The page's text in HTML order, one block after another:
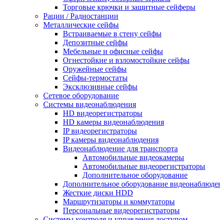
Торговые крючки и защитные сейферы
Рации / Радиостанции
Металлические сейфы
Встраиваемые в стену сейфы
Депозитные сейфы
Мебельные и офисные сейфы
Огнестойкие и взломостойкие сейфы
Оружейные сейфы
Сейфы-термостаты
Эксклюзивные сейфы
Сетевое оборудование
Системы видеонаблюдения
HD видеорегистраторы
HD камеры видеонаблюдения
IP видеорегистраторы
IP камеры видеонаблюдения
Видеонаблюдение для транспорта
Автомобильные видеокамеры
Автомобильные видеорегистраторы
Дополнительное оборудование
Дополнительное оборудование
Жесткие диски HDD
Маршрутизаторы и коммутаторы
Персональные видеорегистраторы